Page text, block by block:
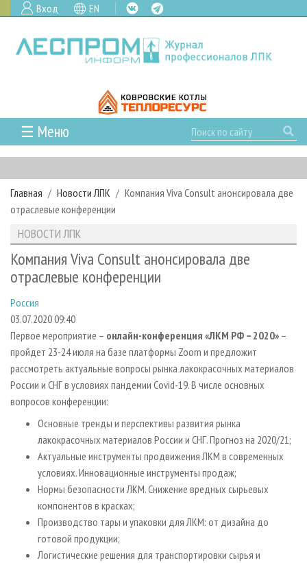
Вход EN
☰ Меню
ГЛАВНАЯ
РУБРИКИ И ТЕМЫ
РУБРИКИ ЖУРНАЛА
ЛЕСОЗАГОТОВКА
ЛЕСОПИЛЕНИЕ
СУШКА ДРЕВЕСИНЫ
ПРОИЗВОДСТВО ДРЕВЕСНЫХ ПЛИТ
ДЕРЕВЯННОЕ ДОМОСТРОЕНИЕ
ПРОИЗВОДСТВО МЕБЕЛИ
БИОЭНЕРГЕТИКА
ЦБП
ИНСТРУМЕНТ И МАТЕРИАЛЫ
НОВОСТИ
НОВОСТИ ЛПК
НОВОСТИ ЖУРНАЛА
ПРОЕКТЫ ЛПИ
АНАЛИТИКА
ПРЕДПРИЯТИЯ ЛПК
ПЕРСОНЫ
МОБИЛЬНЫЕ ВЫСТАВКИ
ОФИЦИАЛЬНЫЕ ДЕЛЕГАЦИИ
ПРИОРИТЕТНЫЕ ИНВЕСТПРОЕКТЫ
RUSSIAN FORESTRY REVIEW
ГАЗЕТА ЛЕСПРОМФОРУМ
БИБЛИОТЕКА СПЕЦИАЛИСТА
АРХИВ ЖУРНАЛОВ
О ЖУРНАЛЕ
КОНТАКТЫ
РЕКЛАМОДАТЕЛЯМ
РЕКЛАМА
РЕКЛАМА НА САЙТЕ
Главная Новости ЛПК
Компания Viva Consult анонсировала две
отраслевые конференции
НОВОСТИ ЛПК
Компания Viva Consult анонсировала две
отраслевые конференции
Россия
03.07.2020 09:40
Первое мероприятие – онлайн-конференция «ЛКМ РФ – 2020» –
пройдет 23-24 июля на базе платформы Zoom и предложит
рассмотреть актуальные вопросы рынка лакокрасочных материалов
России и СНГ в условиях пандемии Covid-19. В числе основных
вопросов конференции:
Основные тренды и перспективы развития рынка
лакокрасочных материалов России и СНГ. Прогноз на 2020/21;
Актуальные инструменты продвижения ЛКМ в современных
условиях. Инновационные инструменты продаж;
Нормы безопасности ЛКМ. Cнижение вредных сырьевых
компонентов в красках;
Производство тары и упаковки для ЛКМ: от дизайна до
готовой продукции;
Логистические решения для транспортировки сырья и